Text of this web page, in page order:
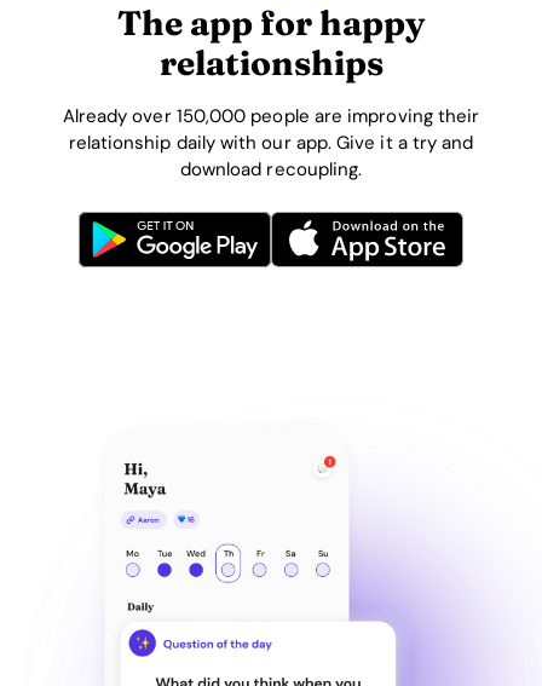
The app for happy
relationships
Already over 150,000 people are improving their
relationship daily with our app. Give it a try and
download recoupling.